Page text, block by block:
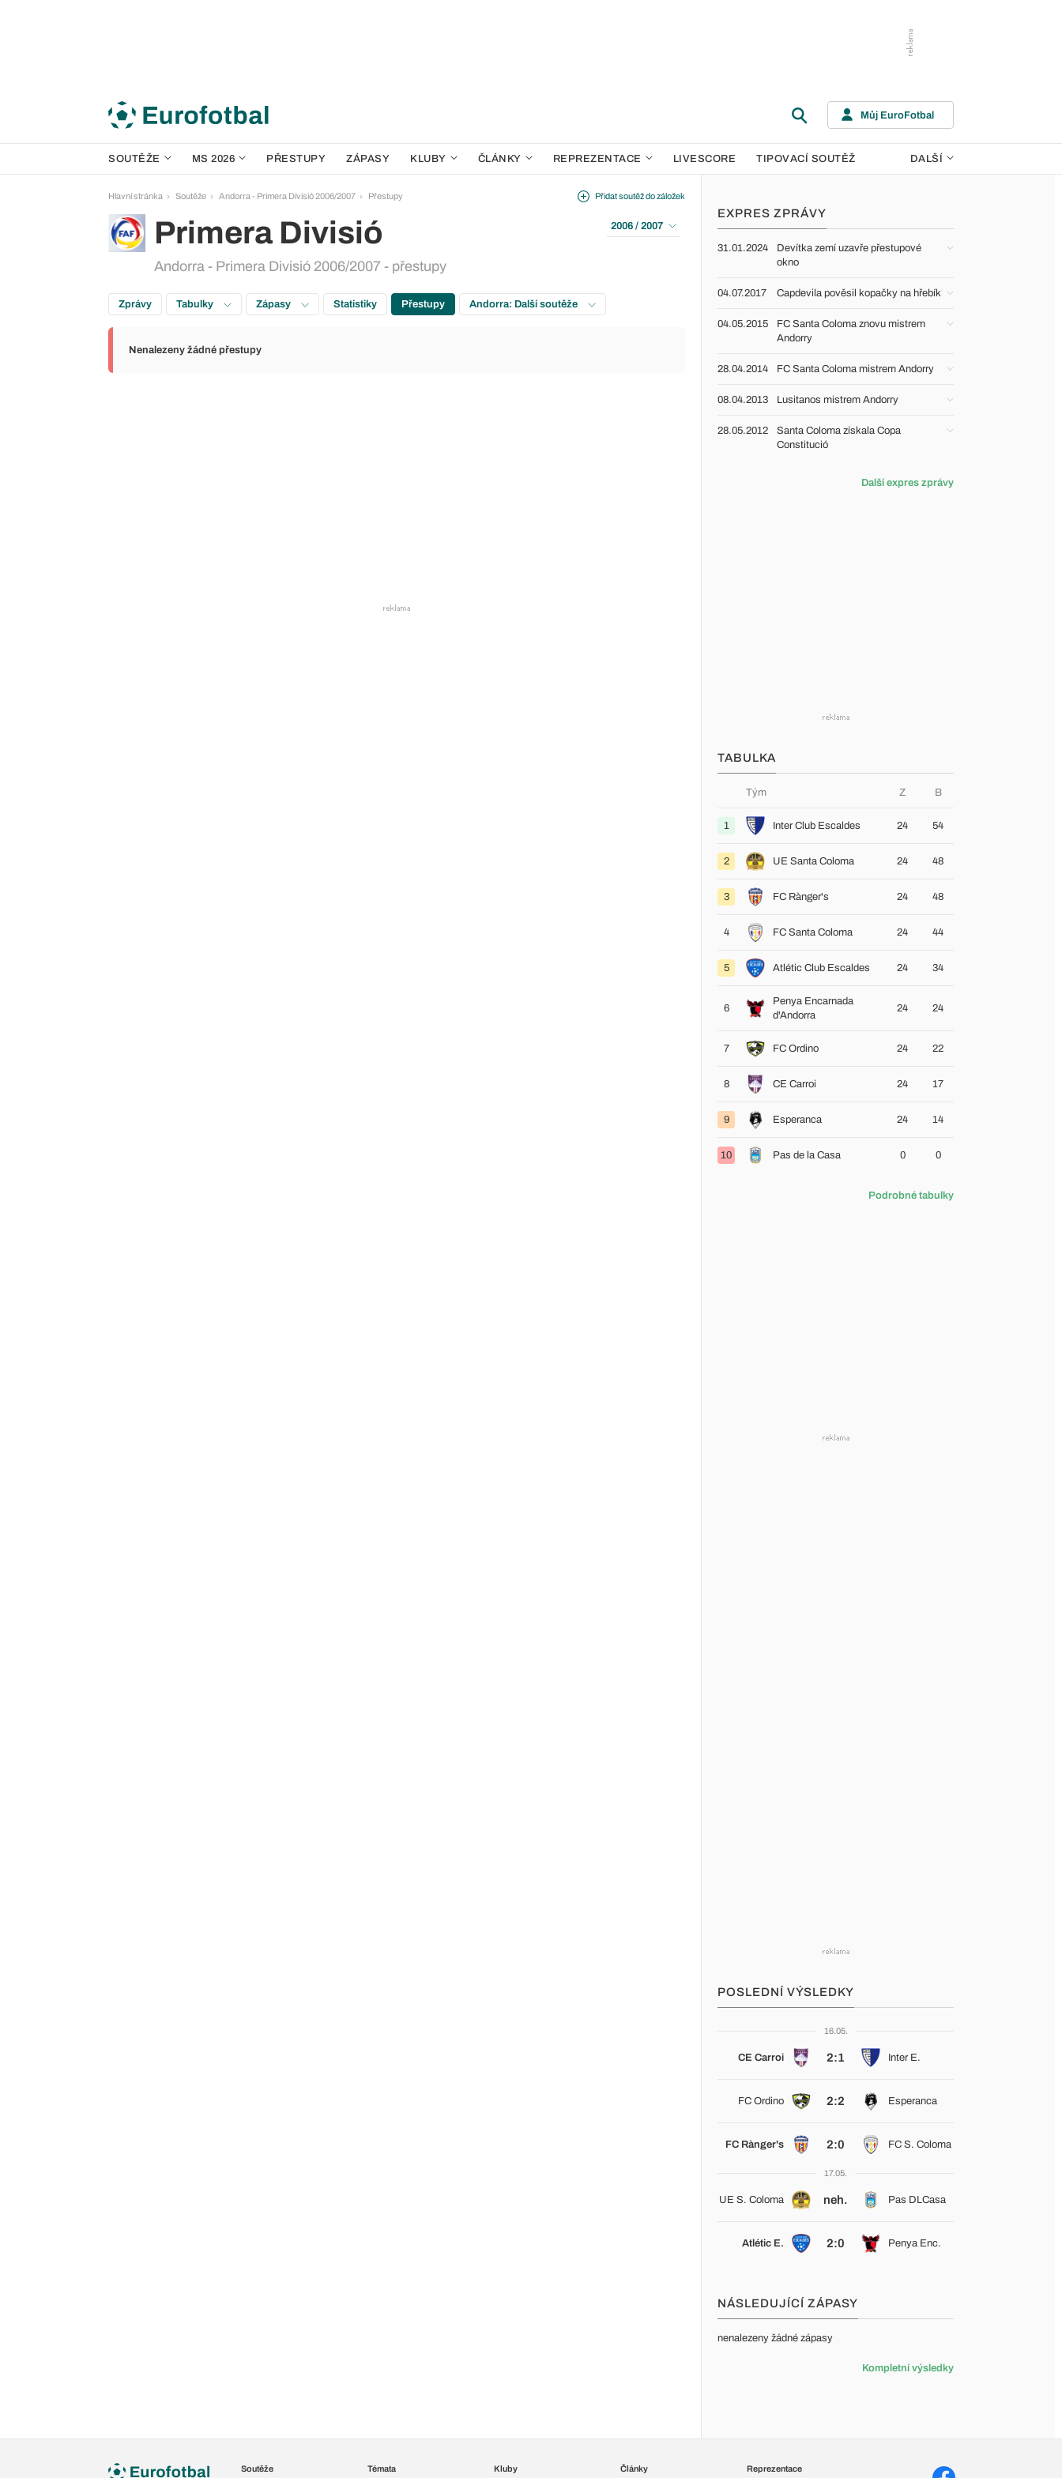
Můj EuroFotbal
SOUTĚŽE MS 2026 PŘESTUPY ZÁPASY KLUBY ČLÁNKY REPREZENTACE LIVESCORE TIPOVACÍ SOUTĚŽ DALŠÍ
Hlavní stránka Soutěže Andorra - Primera Divisió 2006/2007 Přestupy
Primera Divisió
Andorra - Primera Divisió 2006/2007 - přestupy
Přidat soutěž do záložek
2006 / 2007
Zprávy Tabulky Zápasy Statistiky Přestupy Andorra: Další soutěže
Nenalezeny žádné přestupy
EXPRES ZPRÁVY
31.01.2024
Devítka zemí uzavře přestupové
okno
04.07.2017 Capdevila pověsil kopačky na hřebík
04.05.2015
FC Santa Coloma znovu mistrem
Andorry
28.04.2014 FC Santa Coloma mistrem Andorry
08.04.2013 Lusitanos mistrem Andorry
28.05.2012
Santa Coloma získala Copa
Constitució
Další expres zprávy
TABULKA
Tým Z B
1 Inter Club Escaldes 24 54
2 UE Santa Coloma 24 48
3 FC Rànger's 24 48
4 FC Santa Coloma 24 44
5 Atlétic Club Escaldes 24 34
6
Penya Encarnada
d'Andorra
24 24
7 FC Ordino 24 22
8 CE Carroi 24 17
9 Esperanca 24 14
10 Pas de la Casa 0 0
Podrobné tabulky
POSLEDNÍ VÝSLEDKY
16.05.
CE Carroi 2:1 Inter E.
FC Ordino 2:2 Esperanca
FC Rànger's 2:0 FC S. Coloma
17.05.
UE S. Coloma neh. Pas DLCasa
Atlétic E. 2:0 Penya Enc.
NÁSLEDUJÍCÍ ZÁPASY
nenalezeny žádné zápasy
Kompletní výsledky
Soutěže Témata Kluby Články Reprezentace